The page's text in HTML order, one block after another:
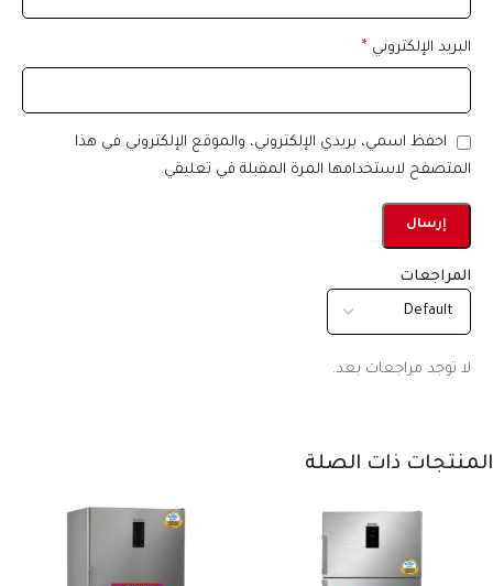
المراجعات
لا توجد مراجعات بعد.
البريد الإلكتروني *
احفظ اسمي، بريدي الإلكتروني، والموقع الإلكتروني في هذا
المتصفح لاستخدامها المرة المقبلة في تعليقي.
المنتجات ذات الصلة